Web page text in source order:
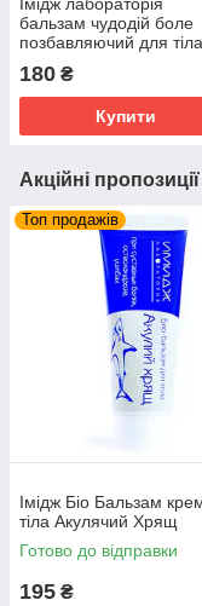
Імідж лабораторія
бальзам чудодій боле
позбавляючий для тіла
180 ₴
Купити
Акційні
Топ продажів
Імідж Біо Бальзам
тіла Акулячий Хрящ
Готово до відправки
195 ₴